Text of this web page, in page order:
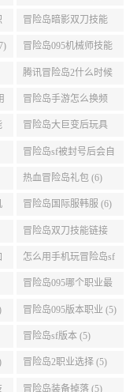
冒险岛暗影双刀技能
加点095版本 (7)
冒险岛095机械师技能
演示 (7)
腾讯冒险岛2什么时候
公测 (7)
冒险岛手游怎么换频
道 (6)
冒险岛大巨变后玩具
城组队任务 (6)
冒险岛sf被封号后会自
动关闭电脑 (6)
热血冒险岛礼包 (6)
冒险岛国际服韩服 (6)
冒险岛双刀技能链接
(5)
怎么用手机玩冒险岛sf
(5)
冒险岛095哪个职业最
好 (5)
冒险岛095版本职业 (5)
冒险岛sf版本 (5)
冒险岛2职业选择 (5)
冒险岛装备掉落 (5)